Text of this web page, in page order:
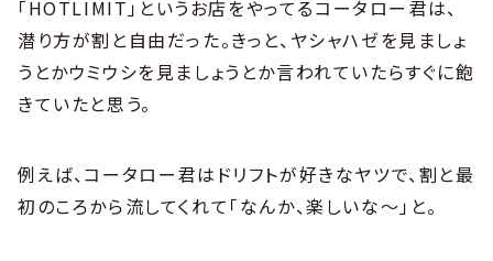
「HOTLIMIT」というお店をやってるコータロー君は、
潜り方が割と自由だった。きっと、ヤシャハゼを見ましょ
うとかウミウシを見ましょうとか言われていたらすぐに飽
きていたと思う。
例えば、コータロー君はドリフトが好きなヤツで、割と最
初のころから流してくれて「なんか、楽しいな〜」と。